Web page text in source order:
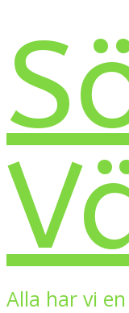
Alla har vi